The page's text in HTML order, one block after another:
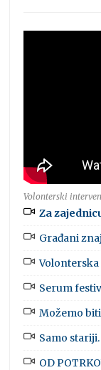
Volonterski
Za
Građani
Volonterska
Serum
Možemo
Samo
OD